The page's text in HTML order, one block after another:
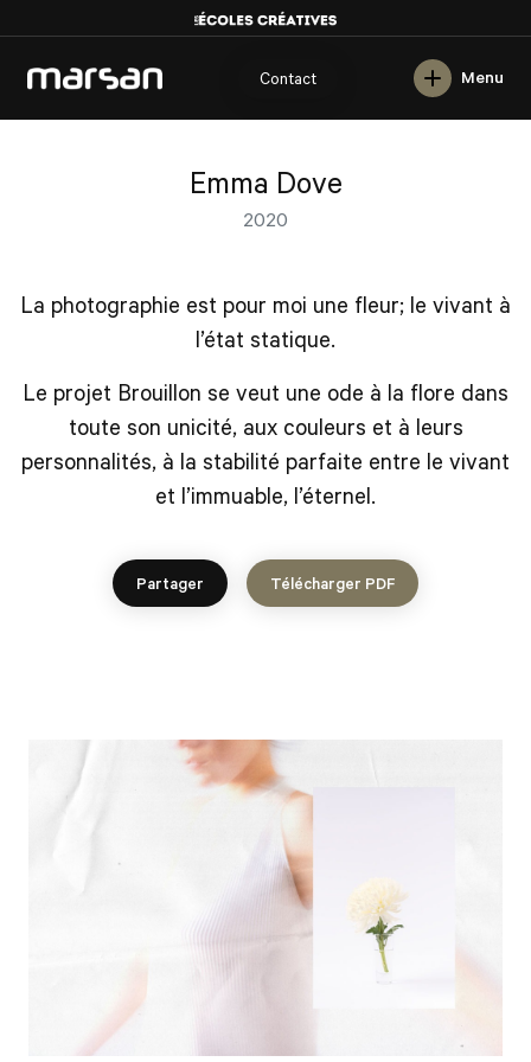
Contact Menu
English
Emma Dove
2020
La photographie est pour moi une fleur; le vivant à
l’état statique.
Le projet Brouillon se veut une ode à la flore dans
toute son unicité, aux couleurs et à leurs
personnalités, à la stabilité parfaite entre le vivant
et l’immuable, l’éternel.
Partager Télécharger PDF